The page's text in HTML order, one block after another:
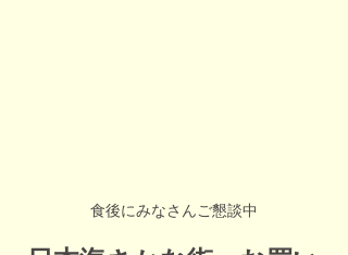
食後にみなさんご懇談中